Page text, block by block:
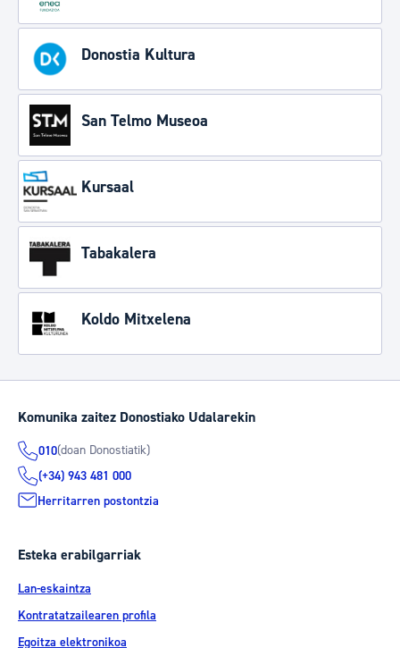
Donostia Kultura
San Telmo Museoa
Kursaal
Tabakalera
Koldo Mitxelena
Komunika zaitez Donostiako Udalarekin
010(doan Donostiatik)
(+34) 943 481 000
Herritarren postontzia
Esteka erabilgarriak
Lan-eskaintza
Kontratatzailearen profila
Egoitza elektronikoa